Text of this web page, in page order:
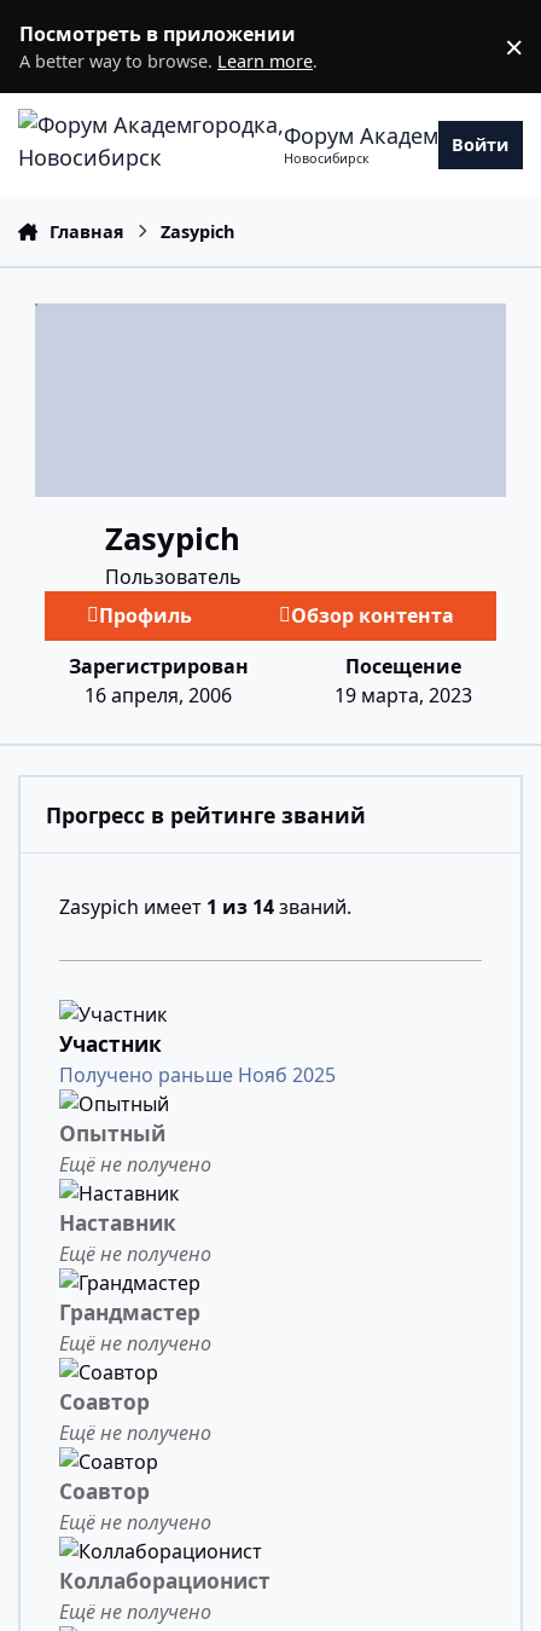
Посмотреть в приложении
A better way to browse. Learn more. ×
Форум Академгородка
Новосибирск
Войти
Главная Zasypich
Zasypich
Пользователь
Зарегистрирован
16 апреля, 2006
Посещение
19 марта, 2023
Профиль Обзор контента
Прогресс в рейтинге званий
Zasypich имеет 1 из 14званий.
Участник
Получено раньше Нояб 2025
Опытный
Ещё не получено
Наставник
Ещё не получено
Грандмастер
Ещё не получено
Соавтор
Ещё не получено
Соавтор
Ещё не получено
Коллаборационист
Ещё не получено